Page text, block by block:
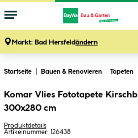
Markt: Bad Hersfeldändern
Startseite Bauen & Renovieren Tapeten
Komar Vlies Fototapete
300x280 cm
Produktdetails
Artikelnummer: 126438